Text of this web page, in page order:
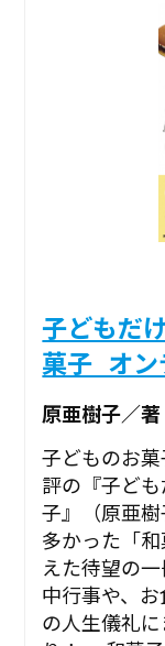
子どもだ
菓子_オ
原亜樹子／著
子どものお
評の『子ど
子』（原亜
多かった「
えた待望の
中行事や、
の人生儀礼